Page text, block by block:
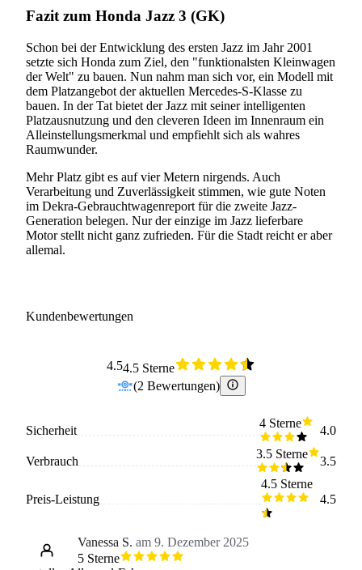
Fazit zum Honda Jazz 3 (GK)
Schon bei der Entwicklung des ersten Jazz im Jahr 2001
setzte sich Honda zum Ziel, den "funktionalsten Kleinwagen
der Welt" zu bauen. Nun nahm man sich vor, ein Modell mit
dem Platzangebot der aktuellen Mercedes-S-Klasse zu
bauen. In der Tat bietet der Jazz mit seiner intelligenten
Platzausnutzung und den cleveren Ideen im Innenraum ein
Alleinstellungsmerkmal und empfiehlt sich als wahres
Raumwunder.
Mehr Platz gibt es auf vier Metern nirgends. Auch
Verarbeitung und Zuverlässigkeit stimmen, wie gute Noten
im Dekra-Gebrauchtwagenreport für die zweite Jazz-
Generation belegen. Nur der einzige im Jazz lieferbare
Motor stellt nicht ganz zufrieden. Für die Stadt reicht er aber
allemal.
Kundenbewertungen
4.54.5 Sterne
(2 Bewertungen)
Sicherheit
4 Sterne
4.0
Verbrauch
3.5 Sterne
3.5
Preis-Leistung
4.5 Sterne
4.5
Vanessa S. am 9. Dezember 2025
5 Sterne